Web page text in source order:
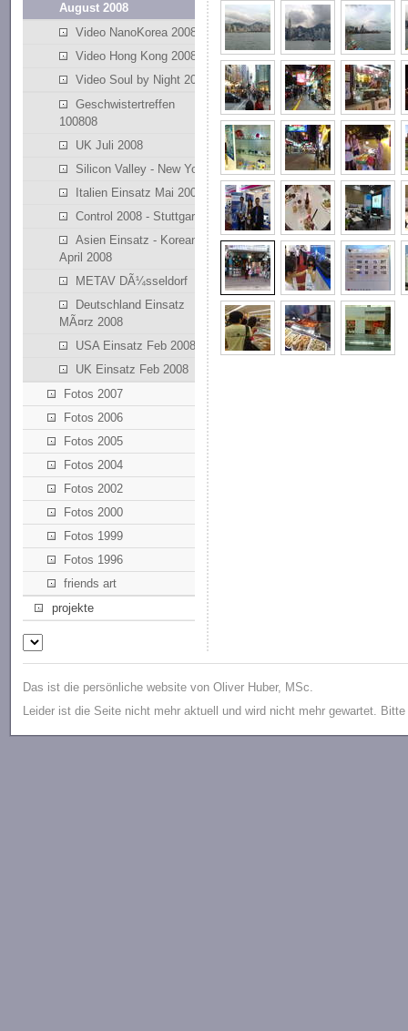
August 2008
Video NanoKorea 2008
Video Hong Kong 2008
Video Soul by Night 2008
Geschwistertreffen
100808
UK Juli 2008
Silicon Valley - New York
Italien Einsatz Mai 2008
Control 2008 - Stuttgart
Asien Einsatz - Korean
April 2008
METAV DÃ¼sseldorf
Deutschland Einsatz
MÃ¤rz 2008
USA Einsatz Feb 2008
UK Einsatz Feb 2008
Fotos 2007
Fotos 2006
Fotos 2005
Fotos 2004
Fotos 2002
Fotos 2000
Fotos 1999
Fotos 1996
friends art
projekte
Das ist die persönliche website von Oliver Huber, MSc.
Leider ist die Seite nicht mehr aktuell und wird nicht mehr gewartet.